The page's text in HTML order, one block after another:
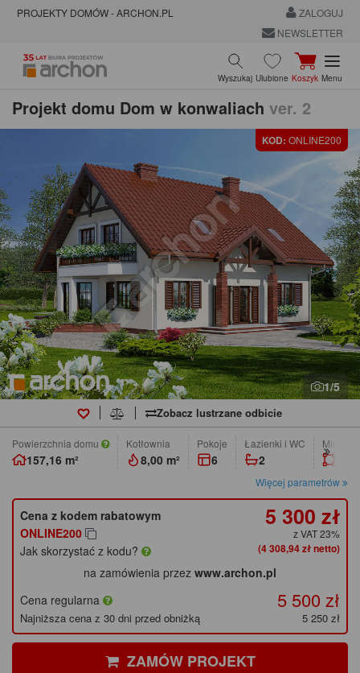
PROJEKTY DOMÓW - ARCHON.PL
ZALOGUJ
NEWSLETTER
Wyszukaj Ulubione Koszyk Menu
Projekt domu Dom w konwaliach ver. 2
KOD: ONLINE200
1/5
Zobacz lustrzane odbicie
Powierzchnia domu
157,16 m²
Kotłownia
8,00 m²
pokoje
6
łazienki i WC
2
Min.
Więcej parametrów
Cena z kodem rabatowym
ONLINE200
Jak skorzystać z kodu?
5 300 zł
z VAT 23%
(4 308,94 zł netto)
na zamówienia przez www.archon.pl
Cena regularna
5 500 zł
Najniższa cena z 30 dni przed obniżką 5 250 zł
ZAMÓW PROJEKT